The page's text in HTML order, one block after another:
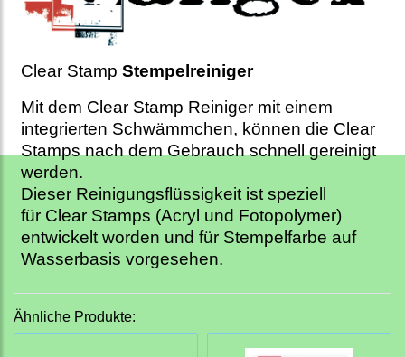
Clear Stamp Stempelreiniger
Mit dem Clear Stamp Reiniger mit einem
integrierten Schwämmchen, können die Clear
Stamps nach dem Gebrauch schnell gereinigt
werden.
Dieser Reinigungsflüssigkeit ist speziell
für Clear Stamps (Acryl und Fotopolymer)
entwickelt worden und für Stempelfarbe auf
Wasserbasis vorgesehen.
Ähnliche Produkte: